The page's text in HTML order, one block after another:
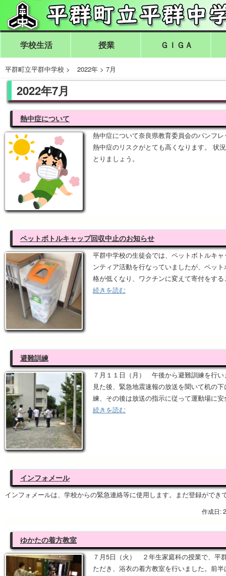
学校生活 授業 ＧＩＧＡ
平群町立平群中学校 > 2022年 > 7月
2022年7月
熱中症について
熱中症について奈良県教育委員会のパンフ
熱中症のリスクがとても高くなります。 状
とりましょう。
ペットボトルキャップ回収中止のお知らせ
平群中学校の生徒会では、ペットボトルキ
ンティア活動を行なっていましたが、ペッ
格が低くなり、ワクチンに変えて寄付をす
続きを読む
避難訓練
７月１１日（月） 午後から避難訓練を行
見た後、緊急地震速報の放送を聞いて机の
練、その後は放送の指示に従って運動場に
続きを読む
インフォメール
インフォメールは、学校からの緊急連絡等に使用します。まだ登録ができ
作成日:
ゆかたの着方教室
７月5日（火） ２年生家庭科の授業で、平
ただき、浴衣の着方教室を行いました。前